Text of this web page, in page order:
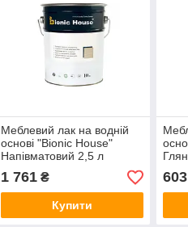
Меблевий лак на водній
основі "Bionic House"
Напівматовий 2,5 л
1 761₴
Купити
603